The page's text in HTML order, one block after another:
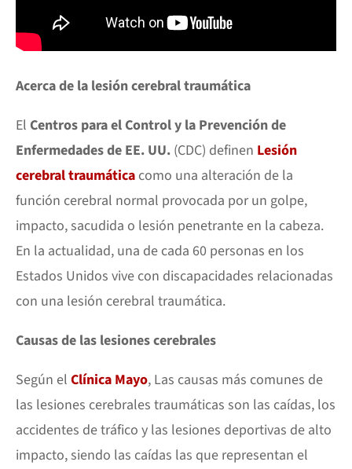
Acerca de la lesión cerebral traumática
El Centros para el Control y la Prevención de
Enfermedades de EE. UU. (CDC) definen Lesión
cerebral traumática como una alteración de la
función cerebral normal provocada por un golpe,
impacto, sacudida o lesión penetrante en la cabeza.
En la actualidad, una de cada 60 personas en los
Estados Unidos vive con discapacidades relacionadas
con una lesión cerebral traumática.
Causas de las lesiones cerebrales
Según el Clínica Mayo, Las causas más comunes de
las lesiones cerebrales traumáticas son las caídas, los
accidentes de tráfico y las lesiones deportivas de alto
impacto, siendo las caídas las que representan el